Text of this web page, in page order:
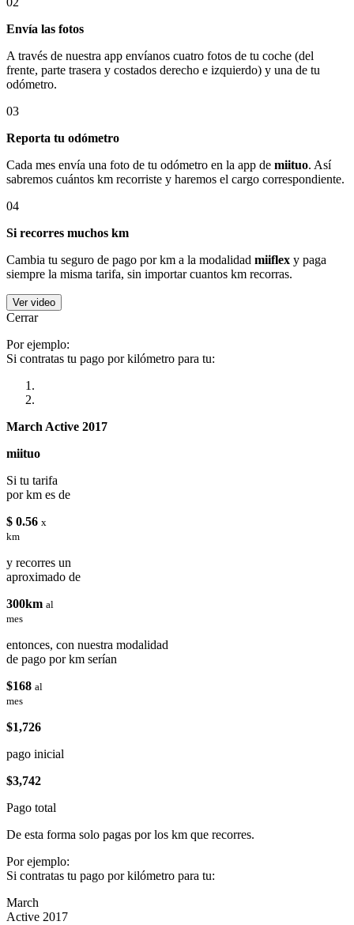
Envía las fotos
A través de nuestra app envíanos cuatro fotos de tu coche (del
frente, parte trasera y costados derecho e izquierdo) y una de tu
odómetro.
03
Reporta tu odómetro
Cada mes envía una foto de tu odómetro en la app de miituo. Así
sabremos cuántos km recorriste y haremos el cargo correspondiente.
04
Si recorres muchos km
Cambia tu seguro de pago por km a la modalidad miiflex y paga
siempre la misma tarifa, sin importar cuantos km recorras.
Ver video
Cerrar
Por ejemplo:
Si contratas tu pago por kilómetro para tu:
March Active 2017
miituo
Si tu tarifa
por km es de
$ 0.56 x
km
y recorres un
aproximado de
300km al
mes
entonces, con nuestra modalidad
de pago por km serían
$168 al
mes
$1,726
pago inicial
$3,742
Pago total
De esta forma solo pagas por los km que recorres.
Por ejemplo:
Si contratas tu pago por kilómetro para tu:
March
Active 2017